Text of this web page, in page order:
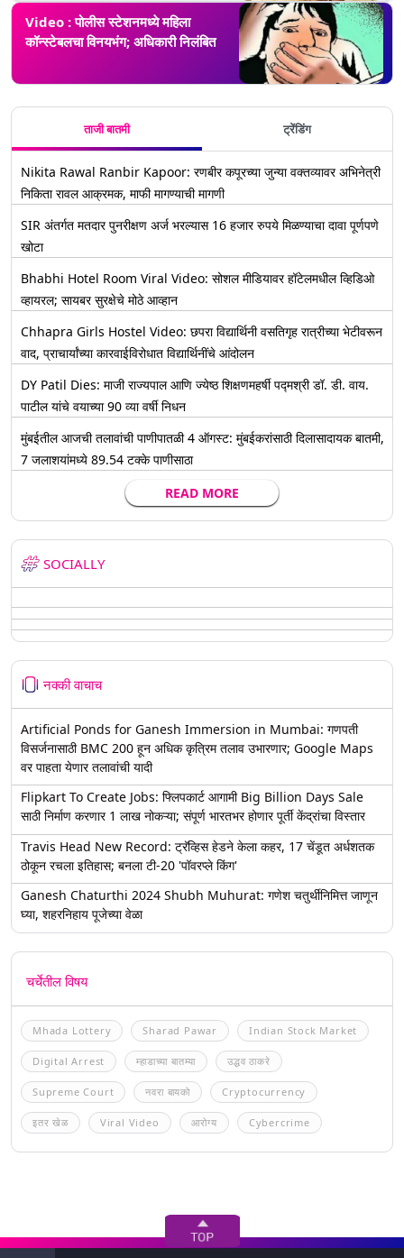
Video : पोलीस स्टेशनमध्ये महिला
कॉन्स्टेबलचा विनयभंग; अधिकारी निलंबित
ताजी बातमी ट्रेंडिंग
Nikita Rawal Ranbir Kapoor: रणबीर कपूरच्या जुन्या वक्तव्यावर अभिनेत्री
निकिता रावल आक्रमक, माफी मागण्याची मागणी
SIR अंतर्गत मतदार पुनरीक्षण अर्ज भरल्यास 16 हजार रुपये मिळण्याचा दावा पूर्णपणे
खोटा
Bhabhi Hotel Room Viral Video: सोशल मीडियावर हॉटेलमधील व्हिडिओ
व्हायरल; सायबर सुरक्षेचे मोठे आव्हान
Chhapra Girls Hostel Video: छपरा विद्यार्थिनी वसतिगृह रात्रीच्या भेटीवरून
वाद, प्राचार्यांच्या कारवाईविरोधात विद्यार्थिनींचे आंदोलन
DY Patil Dies: माजी राज्यपाल आणि ज्येष्ठ शिक्षणमहर्षी पद्मश्री डॉ. डी. वाय.
पाटील यांचे वयाच्या 90 व्या वर्षी निधन
मुंबईतील आजची तलावांची पाणीपातळी 4 ऑगस्ट: मुंबईकरांसाठी दिलासादायक बातमी,
7 जलाशयांमध्ये 89.54 टक्के पाणीसाठा
READ MORE
SOCIALLY
नक्की वाचाच
Artificial Ponds for Ganesh Immersion in Mumbai: गणपती
विसर्जनासाठी BMC 200 हून अधिक कृत्रिम तलाव उभारणार; Google Maps
वर पाहता येणार तलावांची यादी
Flipkart To Create Jobs: फ्लिपकार्ट आगामी Big Billion Days Sale
साठी निर्माण करणार 1 लाख नोकऱ्या; संपूर्ण भारतभर होणार पूर्ती केंद्रांचा विस्तार
Travis Head New Record: ट्रॅव्हिस हेडने केला कहर, 17 चेंडूत अर्धशतक
ठोकून रचला इतिहास; बनला टी-20 'पॉवरप्ले किंग'
Ganesh Chaturthi 2024 Shubh Muhurat: गणेश चतुर्थीनिमित्त जाणून
घ्या, शहरनिहाय पूजेच्या वेळा
चर्चेतील विषय
Mhada Lottery Sharad Pawar Indian Stock Market
Digital Arrest म्हाडाच्या बातम्या उद्धव ठाकरे
Supreme Court नवरा बायको Cryptocurrency
इतर खेळ Viral Video आरोग्य Cybercrime